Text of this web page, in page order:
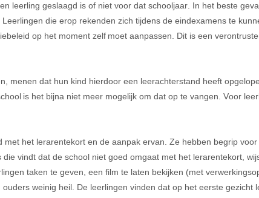
leerling geslaagd is of niet voor dat schooljaar. In het beste
die erop rekenden zich tijdens de eindexamens te
menen dat hun kind hierdoor een leerachterstand heeft
is het bijna niet meer mogelijk om dat op te vangen . Voor
met het lerarentekort en de aanpak ervan. Ze hebben begrip voor
vindt dat de school niet goed omgaat met het lerarentekort
taken te geven, een film te laten bekijken (met
ouders weinig heil. De leerlingen vinden dat op het eerste gezicht